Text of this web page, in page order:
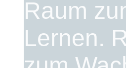
Raum
Lernen.